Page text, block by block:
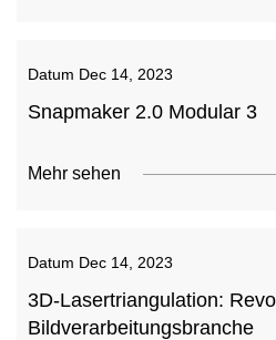
Datum Dec 14, 2023
Snapmaker 2.0 Modular 3
Mehr sehen
Datum Dec 14, 2023
3D-Lasertriangulation:
Bildverarbeitungsbranche